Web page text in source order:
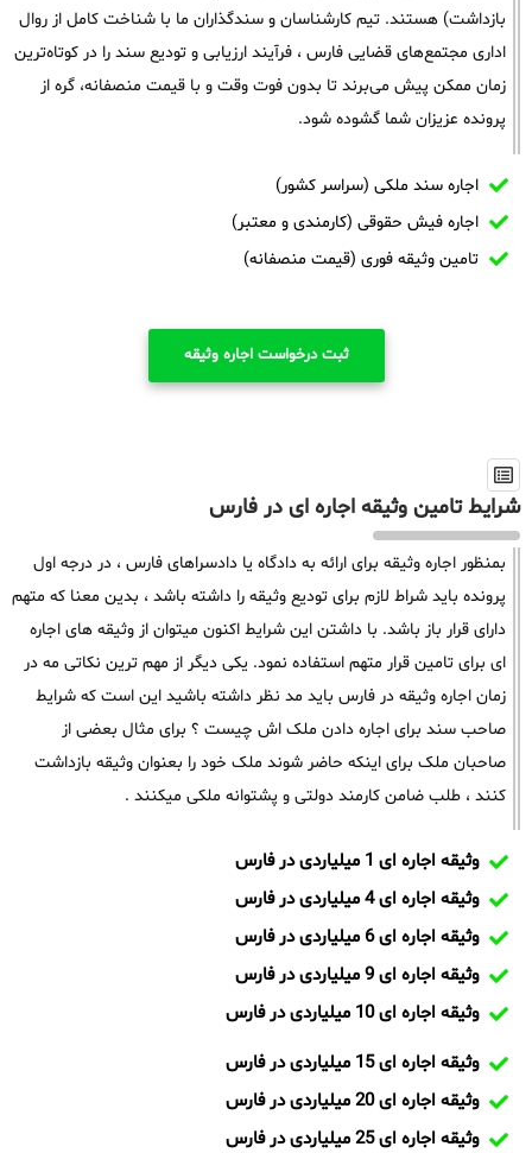
بازداشت) هستند. تیم کارشناسان و سندگذاران ما با شناخت کامل از روال
اداری مجتمع‌های قضایی فارس ، فرآیند ارزیابی و تودیع سند را در کوتاه‌ترین
زمان ممکن پیش می‌برند تا بدون فوت وقت و با قیمت منصفانه، گره از
پرونده عزیزان شما گشوده شود.
اجاره سند ملکی (سراسر کشور)
اجاره فیش حقوقی (کارمندی و معتبر)
تامین وثیقه فوری (قیمت منصفانه)
ثبت درخواست اجاره وثیقه
شرایط تامین وثیقه اجاره ای در فارس
بمنظور اجاره وثیقه برای ارائه به دادگاه یا دادسراهای فارس ، در درجه اول
پرونده باید شراط لازم برای تودیع وثیقه را داشته باشد ، بدین معنا که متهم
دارای قرار باز باشد. با داشتن این شرایط اکنون میتوان از وثیقه های اجاره
ای برای تامین قرار متهم استفاده نمود. یکی دیگر از مهم ترین نکاتی مه در
زمان اجاره وثیقه در فارس باید مد نظر داشته باشید این است که شرایط
صاحب سند برای اجاره دادن ملک اش چیست ؟ برای مثال بعضی از
صاحبان ملک برای اینکه حاضر شوند ملک خود را بعنوان وثیقه بازداشت
کنند ، طلب ضامن کارمند دولتی و پشتوانه ملکی میکنند .
وثیقه اجاره ای 1 میلیاردی در فارس
وثیقه اجاره ای 4 میلیاردی در فارس
وثیقه اجاره ای 6 میلیاردی در فارس
وثیقه اجاره ای 9 میلیاردی در فارس
وثیقه اجاره ای 10 میلیاردی در فارس
وثیقه اجاره ای 15 میلیاردی در فارس
وثیقه اجاره ای 20 میلیاردی در فارس
وثیقه اجاره ای 25 میلیاردی در فارس